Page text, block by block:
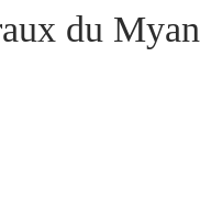
du